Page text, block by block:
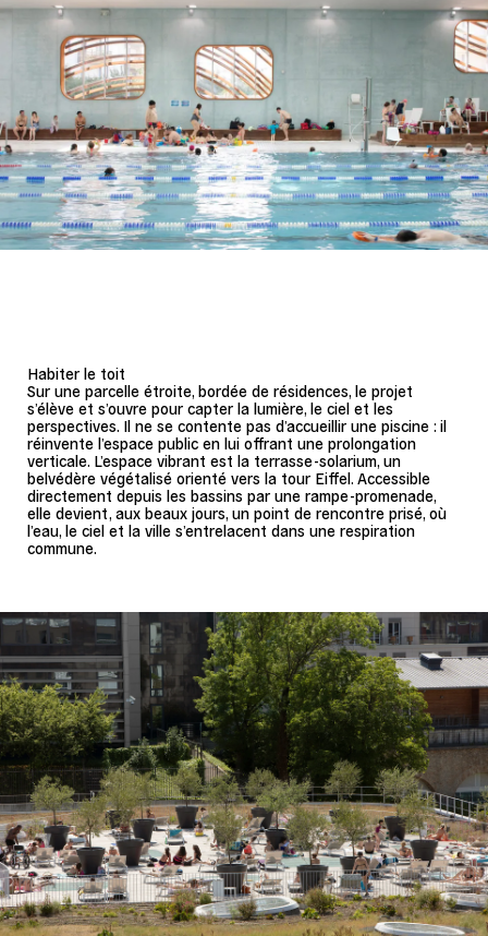
Habiter le toit
Sur une parcelle étroite, bordée de résidences, le projet
s’élève et s’ouvre pour capter la lumière, le ciel et les
perspectives. Il ne se contente pas d’accueillir une piscine : il
réinvente l’espace public en lui offrant une prolongation
verticale. L’espace vibrant est la terrasse-solarium, un
belvédère végétalisé orienté vers la tour Eiffel. Accessible
directement depuis les bassins par une rampe-promenade,
elle devient, aux beaux jours, un point de rencontre prisé, où
l’eau, le ciel et la ville s’entrelacent dans une respiration
commune.